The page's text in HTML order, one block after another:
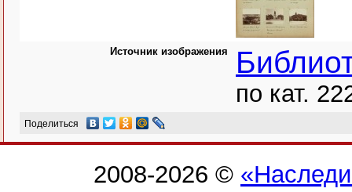
Источник изображения
по кат.
Поделиться
2008-2026 ©